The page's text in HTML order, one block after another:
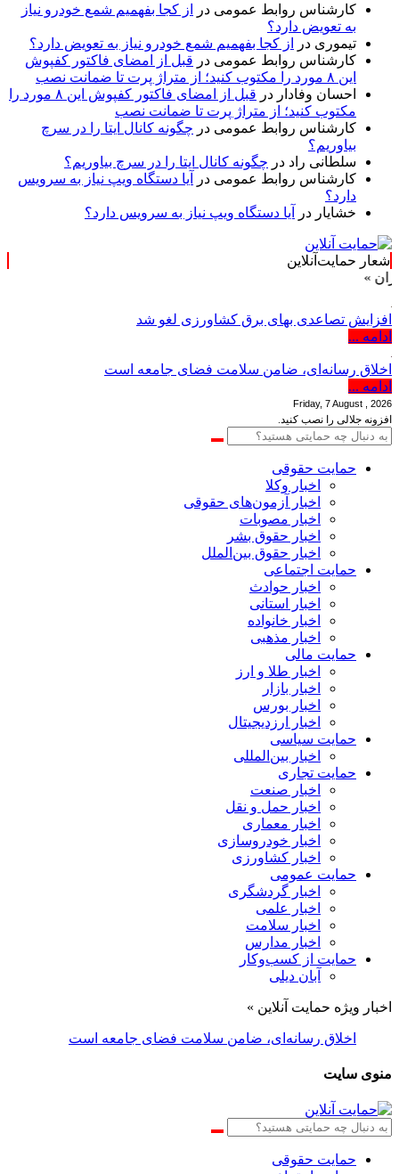
کارشناس روابط عمومی در
از کجا بفهمیم شمع خودرو نیاز
به تعویض دارد؟
تیموری در
از کجا بفهمیم شمع خودرو نیاز به تعویض دارد؟
کارشناس روابط عمومی در قبل از امضای فاکتور کفپوش
این ۸ مورد را مکتوب کنید؛ از متراژ پرت تا ضمانت نصب
احسان وفادار در
قبل از امضای فاکتور کفپوش این ۸ مورد را
مکتوب کنید؛ از متراژ پرت تا ضمانت نصب
کارشناس روابط عمومی در چگونه کانال ایتا را در سرچ
بیاوریم؟
سلطانی راد در چگونه کانال ایتا را در سرچ بیاوریم؟
کارشناس روابط عمومی در
آیا دستگاه ویپ نیاز به سرویس
دارد؟
خشایار در آیا دستگاه ویپ نیاز به سرویس دارد؟
شعار حمایت‌آنلاین
افزایش تصاعدی بهای برق کشاورزی لغو شد
ادامه ...
اخلاق رسانه‌ای، ضامن سلامت فضای جامعه است
ادامه ...
Friday, 7 August , 2026
افزونه جلالی را نصب کنید.
حمایت حقوقی
اخبار وکلا
اخبار آزمون‌های حقوقی
اخبار مصوبات
اخبار حقوق بشر
اخبار حقوق بین‌الملل
حمایت اجتماعی
اخبار حوادث
اخبار استانی
اخبار خانواده
اخبار مذهبی
حمایت مالی
اخبار طلا و ارز
اخبار بازار
اخبار بورس
اخبار ارزدیجیتال
حمایت سیاسی
اخبار بین‌المللی
حمایت تجاری
اخبار صنعت
اخبار حمل و نقل
اخبار معماری
اخبار خودروسازی
اخبار کشاورزی
حمایت عمومی
اخبار گردشگری
اخبار علمی
اخبار سلامت
اخبار مدارس
حمایت از کسب‌وکار
آبان دیلی
اخبار ویژه حمایت آنلاین »
اخلاق رسانه‌ای، ضامن سلامت فضای جامعه است
منوی سایت
حمایت حقوقی